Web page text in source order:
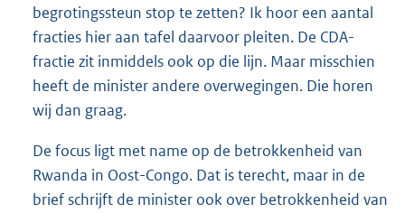
begrotingssteun stop te zetten? Ik hoor een aantal
fracties hier aan tafel daarvoor pleiten. De CDA-
fractie zit inmiddels ook op die lijn. Maar misschien
heeft de minister andere overwegingen. Die horen
wij dan graag.
De focus ligt met name op de betrokkenheid van
Rwanda in Oost-Congo. Dat is terecht, maar in de
brief schrijft de minister ook over betrokkenheid van